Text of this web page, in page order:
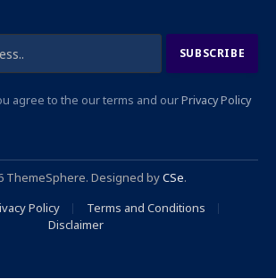
agree to the our terms and ourPrivacy Policy
ThemeSphere. Designed byCSe.
Policy
Terms and Conditions
Disclaimer